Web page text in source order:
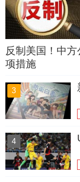
反制美国！中方
项措施
3
4